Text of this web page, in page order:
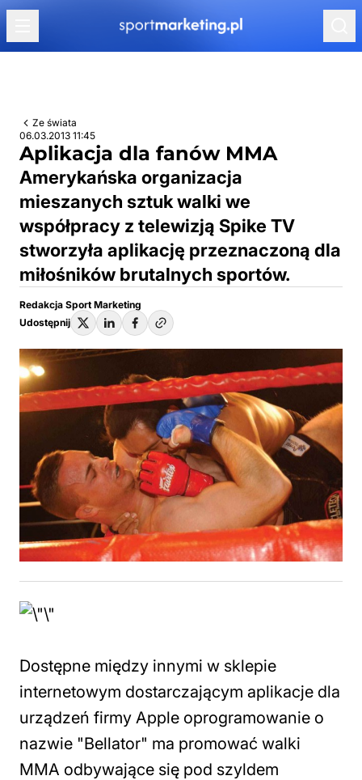
Przejdź do treści
Ze świata
06.03.2013 11:45
Aplikacja dla fanów MMA
Amerykańska organizacja
mieszanych sztuk walki we
współpracy z telewizją Spike TV
stworzyła aplikację przeznaczoną dla
miłośników brutalnych sportów.
Redakcja Sport Marketing
Udostępnij
Dostępne między innymi w sklepie
internetowym dostarczającym aplikacje dla
urządzeń firmy Apple oprogramowanie o
nazwie "Bellator" ma promować walki
MMA odbywające się pod szyldem